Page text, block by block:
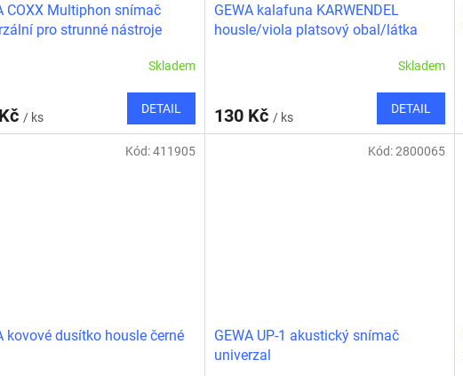
COXX Multiphon snímač
pro strunné nástroje
Skladem
/ ks
DETAIL
GEWA kalafuna KARWENDEL
housle/viola platsový obal/látka
Skladem
130 Kč / ks
DETAIL
kovové dusítko housle černé
Kód:411905
GEWA UP-1 akustický snímač
univerzal
Kód:2800065